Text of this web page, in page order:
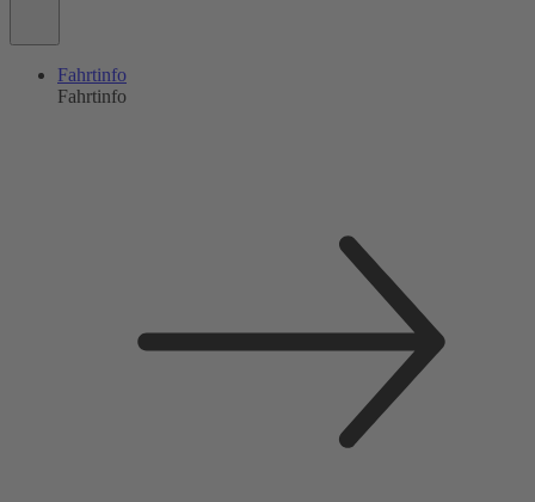
Fahrtinfo
Fahrtinfo